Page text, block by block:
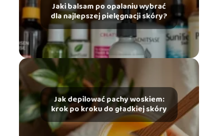
Jaki balsam po opalaniu wybrać
dla najlepszej pielęgnacji skóry?
Jak depilować pachy woskiem:
krok po kroku do gładkiej skóry